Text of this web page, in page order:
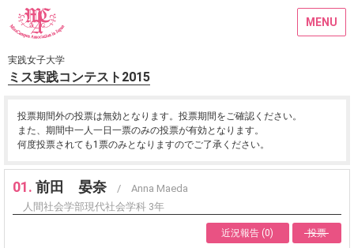
MENU
実践女子大学
ミス実践コンテスト2015
投票期間外の投票は無効となります。投票期間をご確認ください。
また、期間中一人一日一票のみの投票が有効となります。
何度投票されても1票のみとなりますのでご了承ください。
01. 前田 晏奈 / Anna Maeda
人間社会学部現代社会学科 3年
近況報告 (0) 投票